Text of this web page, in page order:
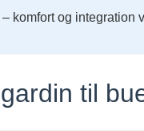
komfort og integration
til